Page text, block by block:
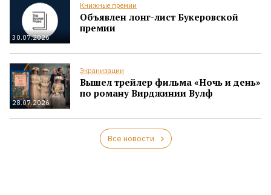
30.07.2026
Книжные премии
Объявлен лонг-лист Букеровской
премии
28.07.2026
Экранизации
Вышел трейлер фильма «Ночь и день»
по роману Вирджинии Вулф
Все новости